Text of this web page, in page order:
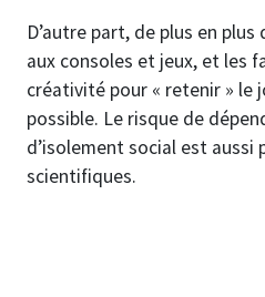
D’autre part, de plus en plus
aux consoles et jeux, et les
créativité pour « retenir » le
possible. Le risque de
d’isolement social est
scientifiques.